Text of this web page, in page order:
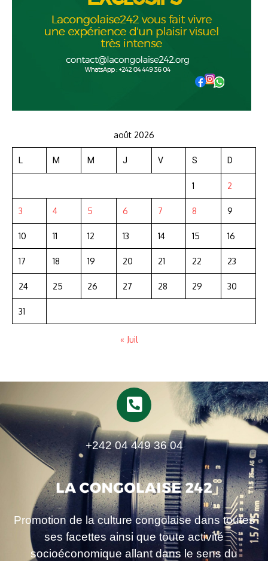
août 2026
L M M J V S D
1 2
3 4 5 6 7 8 9
10 11 12 13 14 15 16
17 18 19 20 21 22 23
24 25 26 27 28 29 30
31
« Juil
+242 04 449 36 04
Promotion de la culture congolaise dans toutes
ses facettes ainsi que toute activité
socioéconomique allant dans le sens du